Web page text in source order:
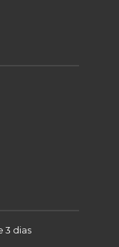
3 dias